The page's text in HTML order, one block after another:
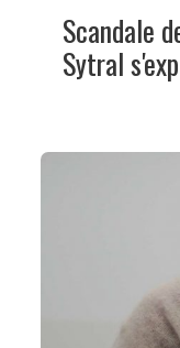
Scandale
Sytral